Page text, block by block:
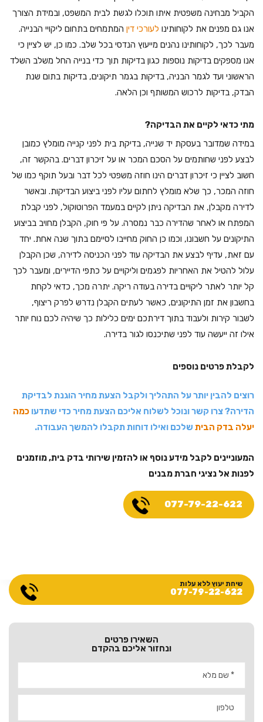
הקביל מבחינה משפטית איתו תוכלו לגשת לבית המשפט, ובמידת הצורך
אנו גם מפנים את לקוחותינו לעורכי דין המתמחים בתחום ליקויי הבנייה.
מעבר לכך, לקוחותינו נהנים מייעוץ הנדסי בכל שלב. כמו כן, יש לציין כי
אנו מספקים בדיקות נוספות כגון בדיקות תוך כדי בנייה החל משלב השלד
הראשוני ועד לגמר הבניה, בדיקות בגמר תיקונים, בדיקות בתום שנת
הבדק, בדיקות לרכוש המשותף וכן הלאה.
מתי כדאי לקיים את הבדיקה?
במידה שמדובר בעסקת יד שנייה, בדיקת בית לפני קנייה מומלץ כמובן
לבצע לפני שחותמים על הסכם המכר או על זיכרון דברים. בהקשר זה,
חשוב לציין כי זיכרון דברים הינו חוזה משפטי לכל דבר ובעל תוקף כמו של
חוזה המכר, כך שלא מומלץ לחתום עליו לפני ביצוע הבדיקות. ובאשר
לדירה מקבלן, את הבדיקה ניתן לקיים במעמד הפרוטוקול, לפני קבלת
המפתח או לאחר שהדירה כבר נמסרה. על פי חוק, הקבלן מחויב בביצוע
התיקונים על חשבונו, וכמו כן החוק מחייבו לסיימם בתוך שנה אחת. יחד
עם זאת, עדיף לבצע את הבדיקה עוד לפני הכניסה לדירה, שכן הקבלן
עלול להטיל את האחריות לפגמים וליקויים על כתפי הדיירים, ומעבר לכך
קל יותר לאתר ליקויים בדירה בעודה ריקה. יתרה מכך, כדאי לקחת
בחשבון את זמן התיקונים, כאשר לעתים הקבלן נדרש לפרק ריצוף,
לשבור קירות ולעבוד בתוך דירתכם ימים כלילות כך שיהיה לכם נוח יותר
אילו זה ייעשה עוד לפני שתיכנסו לגור בדירה.
לקבלת פרטים נוספים
רוצים להבין יותר על התהליך ולקבל הצעת מחיר הוגנת לבדיקת
הדירה? צרו קשר ונוכל לשלוח אליכם הצעת מחיר כדי שתדעו כמה
יעלה בדק הבית שלכם ואילו דוחות תקבלו להמשך העבודה.
המעוניינים לקבל מידע נוסף או להזמין שירותי בדק בית, מוזמנים
לפנות אל נציגי חברת מבנים
077-79-22-622
שיחת יעוץ ללא עלות
077-79-22-622
השאירו פרטים
ונחזור אליכם בהקדם